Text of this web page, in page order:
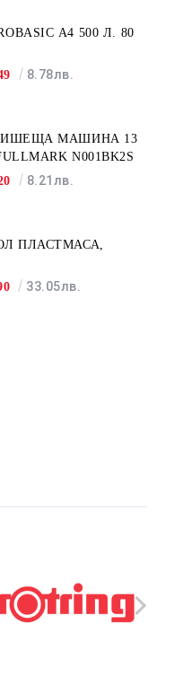
А4 500 Л. 80
8.78лв.
МАШИНА 13
N001BK2S
8.21лв.
ПЛАСТМАСА,
33.05лв.